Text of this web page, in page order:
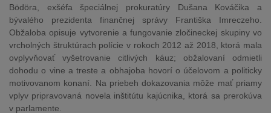
Bödöra, exšéfa špeciálnej prokuratúry Dušana Kováčika a
bývalého prezidenta finančnej správy Františka Imreczeho.
Obžaloba opisuje vytvorenie a fungovanie zločineckej skupiny vo
vrcholných štruktúrach polície v rokoch 2012 až 2018, ktorá mala
ovplyvňovať vyšetrovanie citlivých káuz; obžalovaní odmietli
dohodu o vine a treste a obhajoba hovorí o účelovom a politicky
motivovanom konaní. Na priebeh dokazovania môže mať priamy
vplyv pripravovaná novela inštitútu kajúcnika, ktorá sa prerokúva
v parlamente.